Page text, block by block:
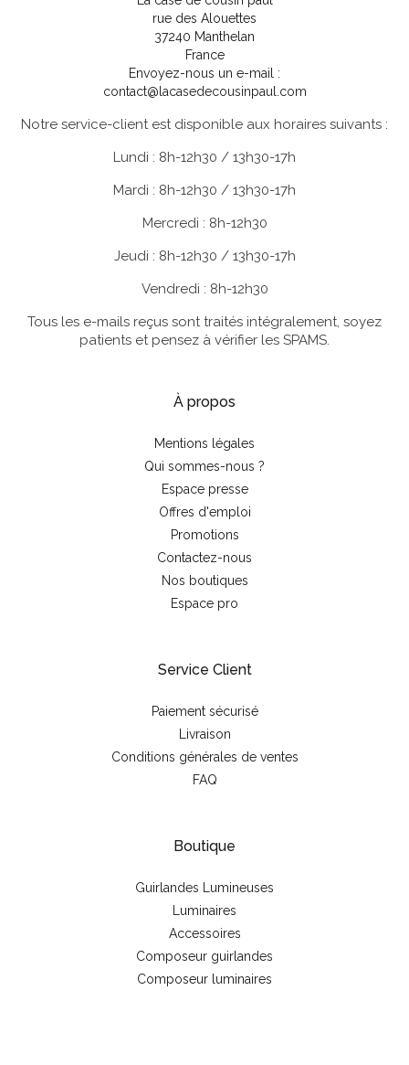
rue des Alouettes
37240 Manthelan
France
Envoyez-nous un e-mail :
contact@lacasedecousinpaul.com
Notre service-client est disponible aux horaires suivants :
Lundi : 8h-12h30 / 13h30-17h
Mardi : 8h-12h30 / 13h30-17h
Mercredi : 8h-12h30
Jeudi : 8h-12h30 / 13h30-17h
Vendredi : 8h-12h30
Tous les e-mails reçus sont traités intégralement, soyez
patients et pensez à vérifier les SPAMS.
À propos
Mentions légales
Qui sommes-nous ?
Espace presse
Offres d'emploi
Promotions
Contactez-nous
Nos boutiques
Espace pro
Service Client
Paiement sécurisé
Livraison
Conditions générales de ventes
FAQ
Boutique
Guirlandes Lumineuses
Luminaires
Accessoires
Composeur guirlandes
Composeur luminaires